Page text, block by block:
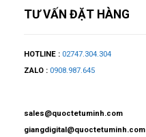
TƯ VẤN ĐẶT HÀNG
HOTLINE : 02747.304.304
ZALO : 0908.987.645
sales@quoctetuminh.com
giangdigital@quoctetuminh.com